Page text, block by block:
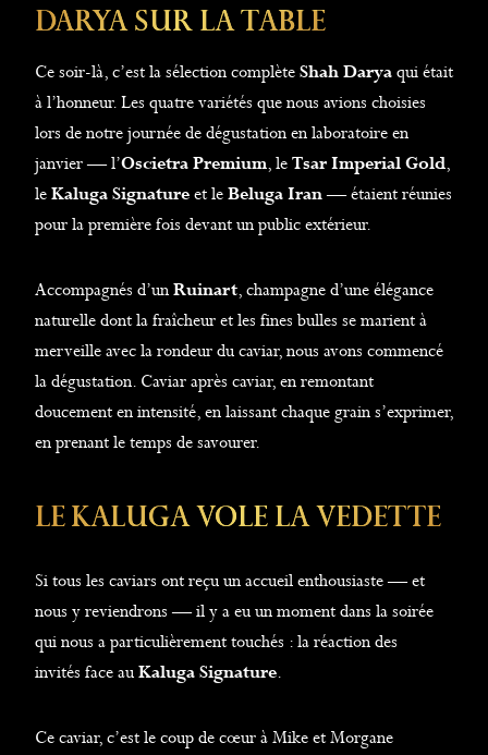
Darya Sur La Table
Ce soir-là, c’est la sélection complèteShah Daryaqui était
à l’honneur. Les quatre variétés que nous avions choisies
lors de notre journée de dégustation en laboratoire en
janvier — l’Oscietra Premium, leTsar Imperial Gold,
leKaluga Signatureet leBeluga Iran— étaient réunies
pour la première fois devant un public extérieur.
Accompagnés d’unRuinart, champagne d’une élégance
naturelle dont la fraîcheur et les fines bulles se marient à
merveille avec la rondeur du caviar, nous avons commencé
la dégustation. Caviar après caviar, en remontant
doucement en intensité, en laissant chaque grain s’exprimer,
en prenant le temps de savourer.
Le Kaluga Vole La Vedette
Si tous les caviars ont reçu un accueil enthousiaste — et
nous y reviendrons — il y a eu un moment dans la soirée
qui nous a particulièrement touchés : la réaction des
invités face auKaluga Signature.
Ce caviar, c’est le coup de cœur à Mike et Morgane